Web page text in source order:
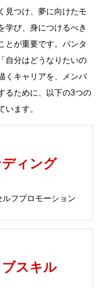
見つけ、夢に向けたモ
学び、身につけるべき
とが重要です。バンタ
自分はどうなりたいの
くキャリアを、メンバ
るために、以下の3つの
います。
ィング
フプロモーション
スキル